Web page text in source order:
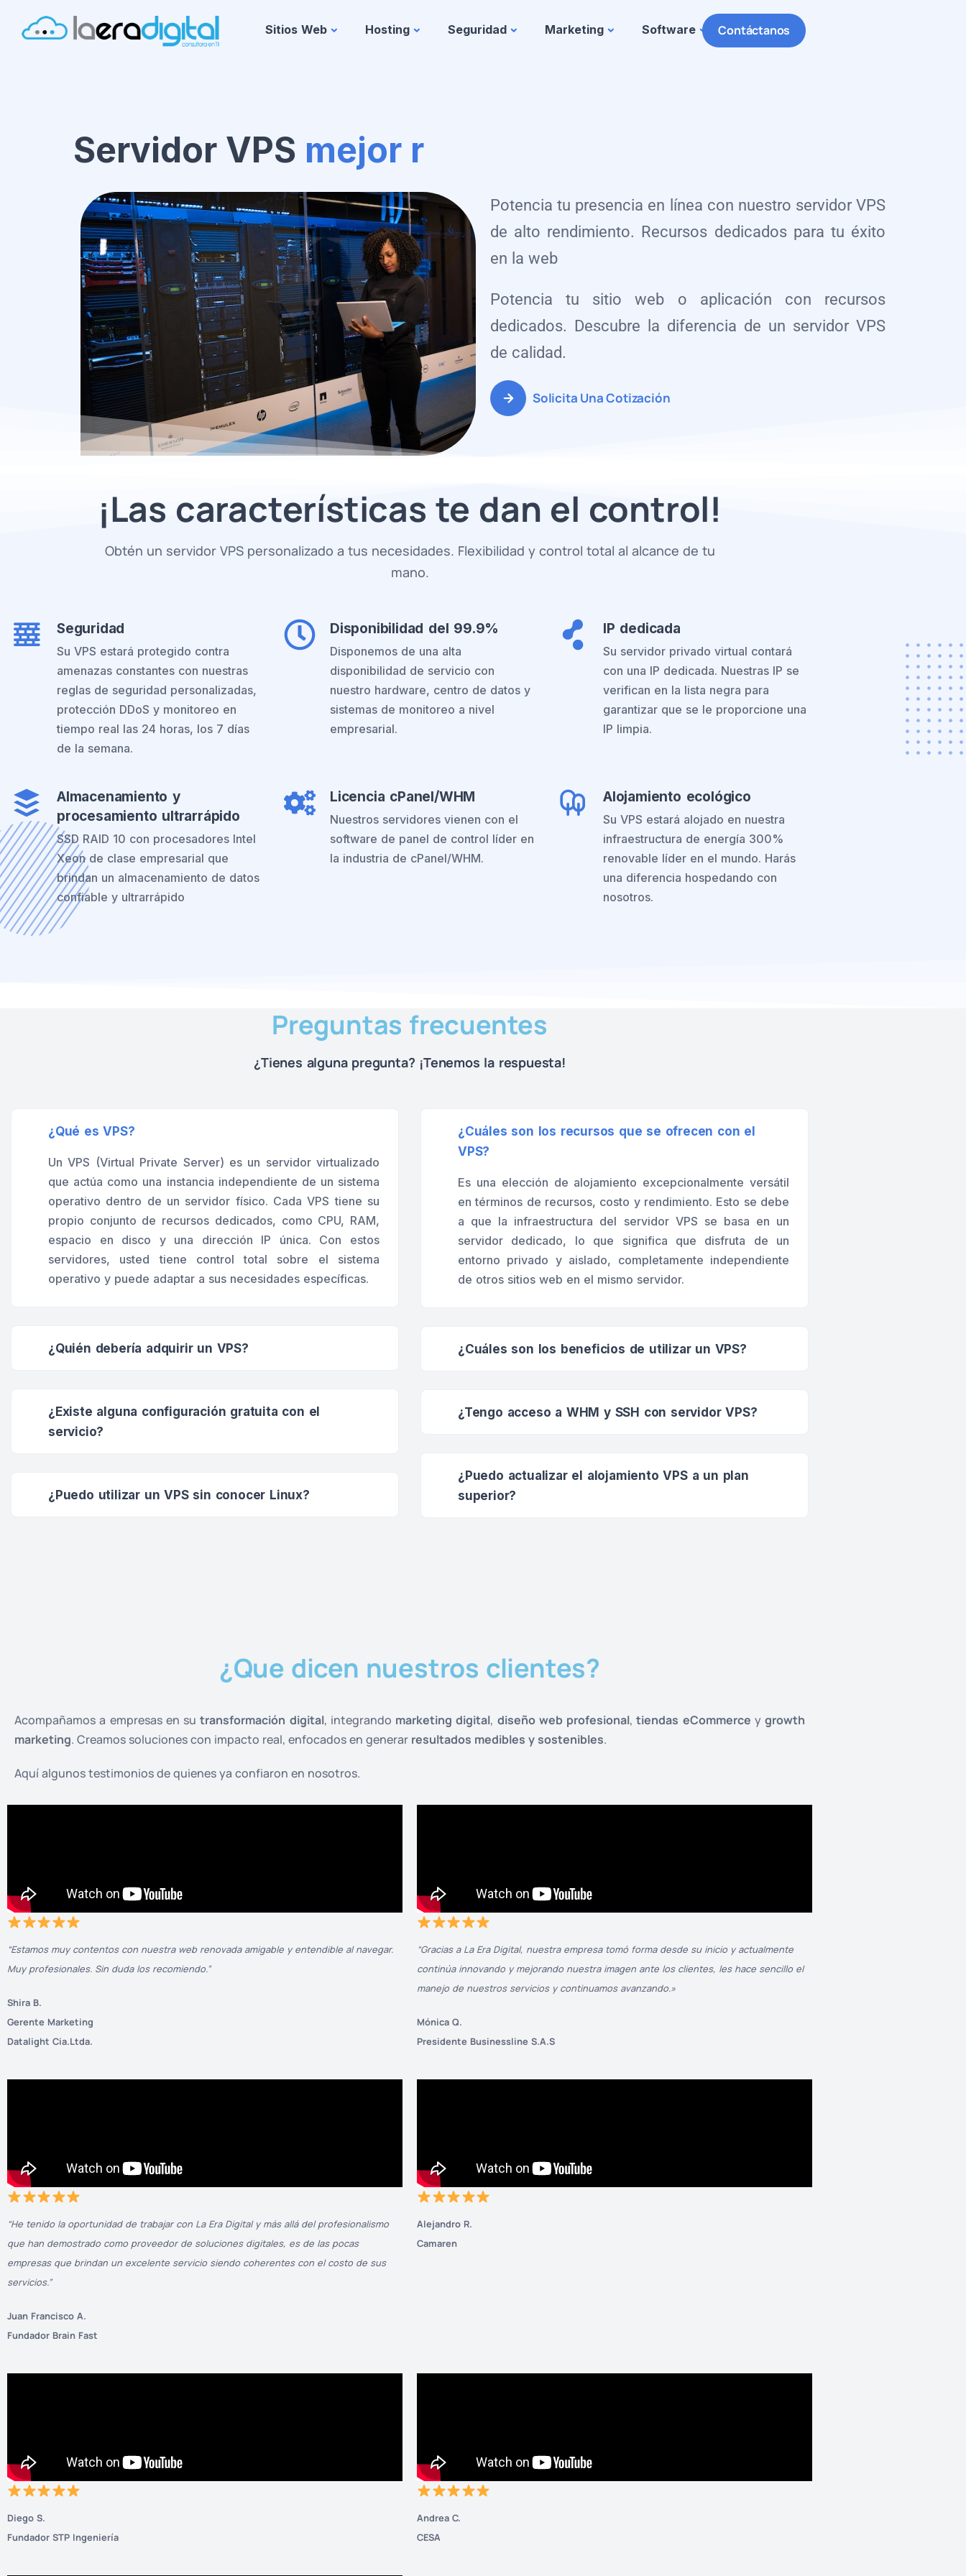
Sitios Web Hosting Seguridad Marketing Software Contáctanos
Servidor VPS vel|
Potencia tu presencia en línea con nuestro servidor VPS
de alto rendimiento. Recursos dedicados para tu éxito
en la web
Potencia tu sitio web o aplicación con recursos
dedicados. Descubre la diferencia de un servidor VPS
de calidad.
Solicita Una Cotización
¡Las características te dan el control!
Obtén un servidor VPS personalizado a tus necesidades. Flexibilidad y control total al alcance de tu
mano.
Seguridad
Su VPS estará protegido contra
amenazas constantes con nuestras
reglas de seguridad personalizadas,
protección DDoS y monitoreo en
tiempo real las 24 horas, los 7 días
de la semana.
Disponibilidad del 99.9%
Disponemos de una alta
disponibilidad de servicio con
nuestro hardware, centro de datos y
sistemas de monitoreo a nivel
empresarial.
IP dedicada
Su servidor privado virtual contará
con una IP dedicada. Nuestras IP se
verifican en la lista negra para
garantizar que se le proporcione una
IP limpia.
Almacenamiento y
procesamiento ultrarrápido
SSD RAID 10 con procesadores Intel
Xeon de clase empresarial que
brindan un almacenamiento de datos
confiable y ultrarrápido
Licencia cPanel/WHM
Nuestros servidores vienen con el
software de panel de control líder en
la industria de cPanel/WHM.
Alojamiento ecológico
Su VPS estará alojado en nuestra
infraestructura de energía 300%
renovable líder en el mundo. Harás
una diferencia hospedando con
nosotros.
Preguntas frecuentes
¿Tienes alguna pregunta? ¡Tenemos la respuesta!
¿Qué es VPS?
Un VPS (Virtual Private Server) es un servidor virtualizado
que actúa como una instancia independiente de un sistema
operativo dentro de un servidor físico. Cada VPS tiene su
propio conjunto de recursos dedicados, como CPU, RAM,
espacio en disco y una dirección IP única. Con estos
servidores, usted tiene control total sobre el sistema
operativo y puede adaptar a sus necesidades específicas.
¿Quién debería adquirir un VPS?
¿Existe alguna configuración gratuita con el
servicio?
¿Puedo utilizar un VPS sin conocer Linux?
¿Cuáles son los recursos que se ofrecen con el
VPS?
Es una elección de alojamiento excepcionalmente versátil
en términos de recursos, costo y rendimiento. Esto se debe
a que la infraestructura del servidor VPS se basa en un
servidor dedicado, lo que significa que disfruta de un
entorno privado y aislado, completamente independiente
de otros sitios web en el mismo servidor.
¿Cuáles son los beneficios de utilizar un VPS?
¿Tengo acceso a WHM y SSH con servidor VPS?
¿Puedo actualizar el alojamiento VPS a un plan
superior?
¿Que dicen nuestros clientes?
Acompañamos a empresas en sutransformación digital, integrando marketing digital, diseño web profesional,tiendas eCommerce y growth
marketing. Creamos soluciones con impacto real, enfocados en generar resultados medibles y sostenibles.
Aquí algunos testimonios de quienes ya confiaron en nosotros.
“Estamos muy contentos con nuestra web renovada amigable y entendible al navegar.
Muy profesionales. Sin duda los recomiendo.”
Shira B.
Gerente Marketing
Datalight Cia.Ltda.
“Gracias a La Era Digital, nuestra empresa tomó forma desde su inicio y actualmente
continúa innovando y mejorando nuestra imagen ante los clientes, les hace sencillo el
manejo de nuestros servicios y continuamos avanzando.»
Mónica Q.
Presidente Businessline S.A.S
“He tenido la oportunidad de trabajar con La Era Digital y más allá del profesionalismo
que han demostrado como proveedor de soluciones digitales, es de las pocas
empresas que brindan un excelente servicio siendo coherentes con el costo de sus
servicios.”
Juan Francisco A.
Fundador Brain Fast
Alejandro R.
Camaren
Diego S.
Fundador STP Ingeniería
Andrea C.
CESA